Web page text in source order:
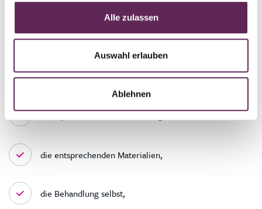
Alle zulassen
Auswahl erlauben
Ablehnen
verschieben.
Wie viel kostet die Laserhaarentfernung?
Der Preis für die Behandlung hängt von der Anzahl der
Wiederholungen ab. Er umfasst:
eine professionelle Beratung über das Verfahren,
die entsprechenden Materialien,
die Behandlung selbst,